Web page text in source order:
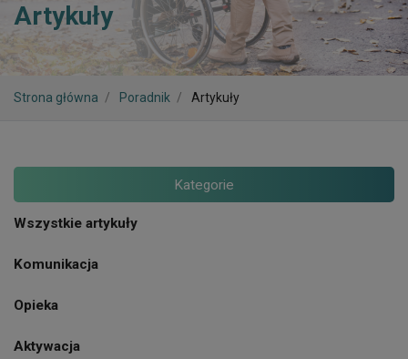
Artykuły
Strona główna Poradnik Artykuły
Kategorie
Wszystkie artykuły
Komunikacja
Opieka
Aktywacja